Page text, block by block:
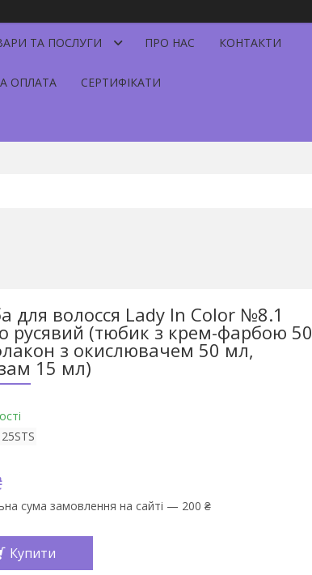
ТА ПОСЛУГИ ПРО НАС КОНТАКТИ
ОПЛАТА СЕРТИФІКАТИ
для волосся Lady Іn Сolor №8.1
русявий (тюбик з крем-фарбою 50
з окислювачем 50 мл,
15 мл)
сума замовлення на сайті — 200 ₴
Купити